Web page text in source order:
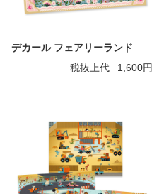
デカール フェアリーランド
税抜上代
1,600円